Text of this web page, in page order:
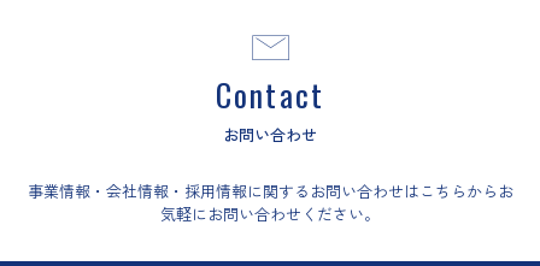
Contact
お問い合わせ
事業情報・会社情報・採用情報に関するお問い合わせはこちらからお
気軽にお問い合わせください。